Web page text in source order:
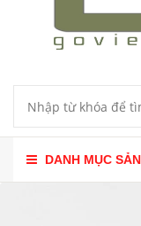
DANH MỤC